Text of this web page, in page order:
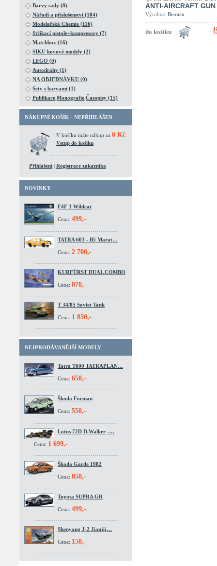
Barvy sady (8)
Nářadí a příslušenství (104)
Modelařská Chemie (116)
Stříkací pistole+kompresory (7)
Matchbox (16)
SIKU kovové modely (2)
LEGO (0)
Autodrahy (1)
NA OBJEDNÁVKU (0)
Sety s barvami (1)
Publikace,Monografie,Časopisy (15)
NÁKUPNÍ KOŠÍK - NEPŘIHLÁŠEN
V košíku máte nákup za 0 Kč
Vstup do košíku
Přihlášení | Registrace zákazníka
NOVINKY
F4F 3 Wildcat
Cena: 499,-
TATRA 603 - B5 Marat…
Cena: 2 700,-
KURFÜRST DUAL COMBO
Cena: 870,-
T 34/85 Soviet Tank
Cena: 1 850,-
NEJPRODÁVANĚJŠÍ MODELY
Tatra T600 TATRAPLAN…
Cena: 650,-
Škoda Forman
Cena: 550,-
Lotus 72D D.Walker -…
Cena: 1 699,-
Škoda Garde 1982
Cena: 850,-
Toyota SUPRA GR
Cena: 499,-
Shenyang J-2 Jianjij…
Cena: 150,-
ANTI-AIRCRAFT GUN
Výrobce: Bronco